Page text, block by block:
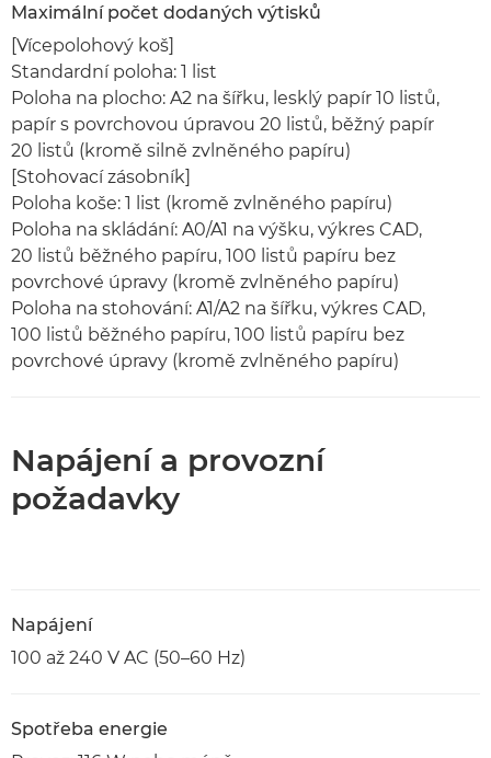
Maximální počet dodaných výtisků
[Vícepolohový koš]
Standardní poloha: 1 list
Poloha na plocho: A2 na šířku, lesklý papír 10 listů,
papír s povrchovou úpravou 20 listů, běžný papír
20 listů (kromě silně zvlněného papíru)
[Stohovací zásobník]
Poloha koše: 1 list (kromě zvlněného papíru)
Poloha na skládání: A0/A1 na výšku, výkres CAD,
20 listů běžného papíru, 100 listů papíru bez
povrchové úpravy (kromě zvlněného papíru)
Poloha na stohování: A1/A2 na šířku, výkres CAD,
100 listů běžného papíru, 100 listů papíru bez
povrchové úpravy (kromě zvlněného papíru)
Napájení a provozní
požadavky
Napájení
100 až 240 V AC (50–60 Hz)
Spotřeba energie